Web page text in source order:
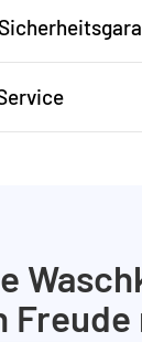
Freude